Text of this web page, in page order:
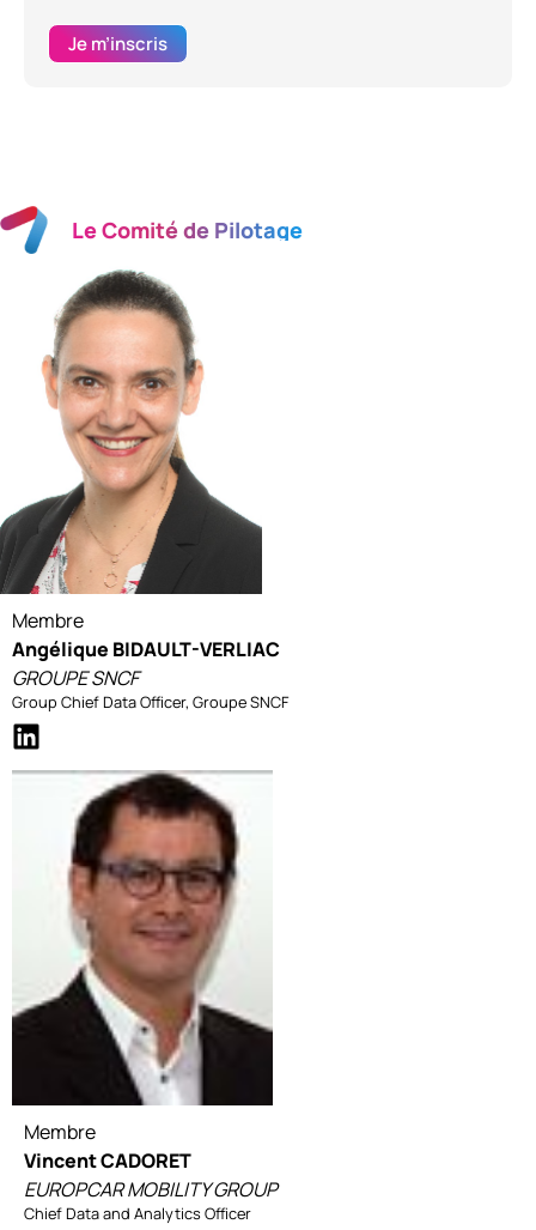
Je m’inscris
Le Comité de Pilotage
Membre
Angélique BIDAULT-VERLIAC
GROUPE SNCF
Group Chief Data Officer, Groupe SNCF
Membre
Vincent CADORET
EUROPCAR MOBILITY GROUP
Chief Data and Analytics Officer